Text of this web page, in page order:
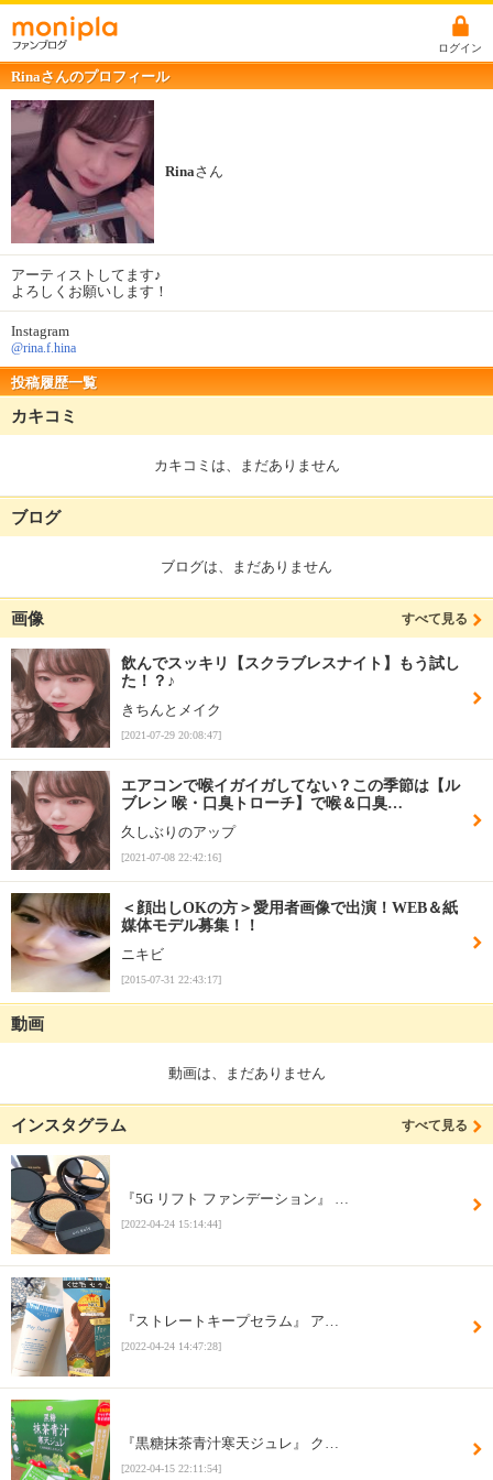
ログイン
Rinaさんのプロフィール
Rinaさん
アーティストしてます♪
よろしくお願いします！
Instagram
@rina.f.hina
投稿履歴一覧
カキコミ
カキコミは、まだありません
ブログ
ブログは、まだありません
画像 すべて見る
飲んでスッキリ【スクラブレスナイト】もう試し
た！？♪
きちんとメイク
[2021-07-29 20:08:47]
エアコンで喉イガイガしてない？この季節は【ル
ブレン 喉・口臭トローチ】で喉＆口臭…
久しぶりのアップ
[2021-07-08 22:42:16]
＜顔出しOKの方＞愛用者画像で出演！WEB＆紙
媒体モデル募集！！
ニキビ
[2015-07-31 22:43:17]
動画
動画は、まだありません
インスタグラム すべて見る
『5G リフト ファンデーション』 …
[2022-04-24 15:14:44]
『ストレートキープセラム』 ア…
[2022-04-24 14:47:28]
『黒糖抹茶青汁寒天ジュレ』 ク…
[2022-04-15 22:11:54]